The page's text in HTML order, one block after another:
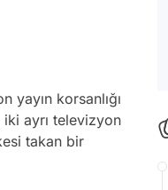
yayın korsanlığı
ayrı televizyon
takan bir